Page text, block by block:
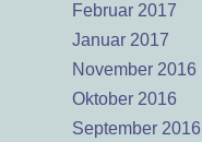
Februar 2017
Januar 2017
November 2016
Oktober 2016
September 2016